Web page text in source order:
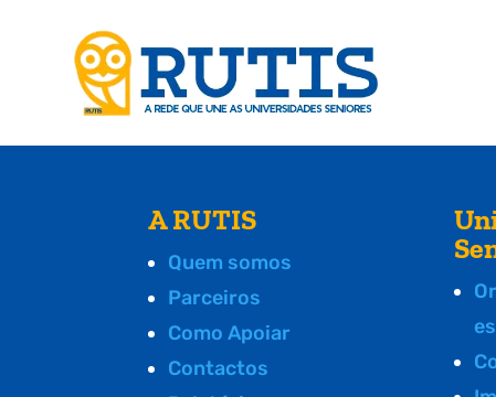
A RUTIS
Quem somos
Parceiros
Como Apoiar
Contactos